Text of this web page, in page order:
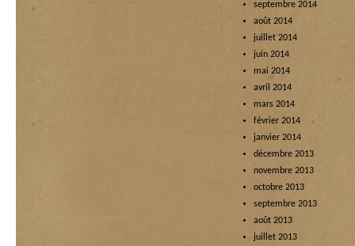
septembre 2014
août 2014
juillet 2014
juin 2014
mai 2014
avril 2014
mars 2014
février 2014
janvier 2014
décembre 2013
novembre 2013
octobre 2013
septembre 2013
août 2013
juillet 2013